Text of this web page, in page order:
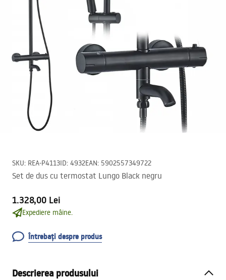
SKU: REA-P4113ID: 4932EAN: 5902557349722
Set de dus cu termostat Lungo Black negru
1.328,00 Lei
Expediere mâine.
Întrebați despre produs
Descrierea produsului